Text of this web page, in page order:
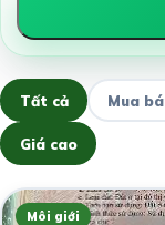
Tất cả Mua
Giá cao
Môi giới